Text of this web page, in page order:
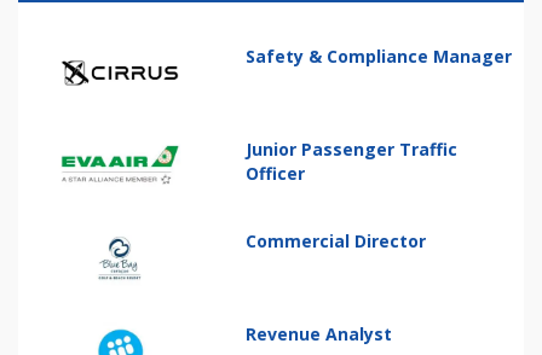
Safety & Compliance Manager
Junior Passenger Traffic
Officer
Commercial Director
Revenue Analyst